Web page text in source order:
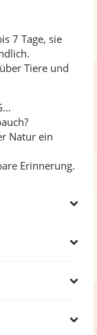
7 Tage, sie
Tiere und
Natur ein
Erinnerung.